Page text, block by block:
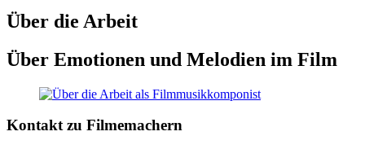
Über die Arbeit
Über Emotionen und Melodien im Film
Kontakt zu Filmemachern